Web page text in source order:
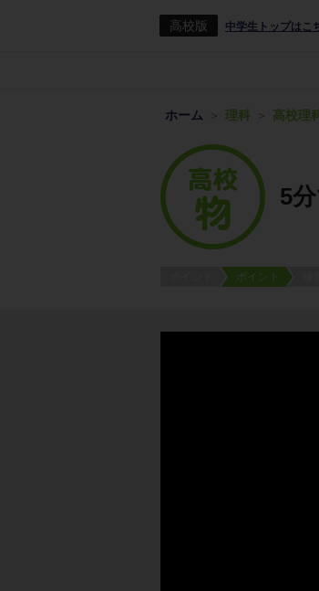
高校版 中学生トップはこ
ホーム 理科 高校理
5
ポイント